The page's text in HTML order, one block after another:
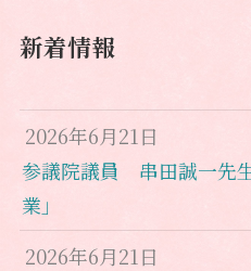
新着情報
2026年6月21日
参議院議員 串田誠一先
業」
2026年6月21日